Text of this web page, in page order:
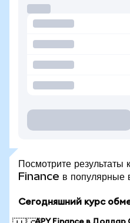
Посмотрите результаты
Finance в популярные
Сегодняшний курс